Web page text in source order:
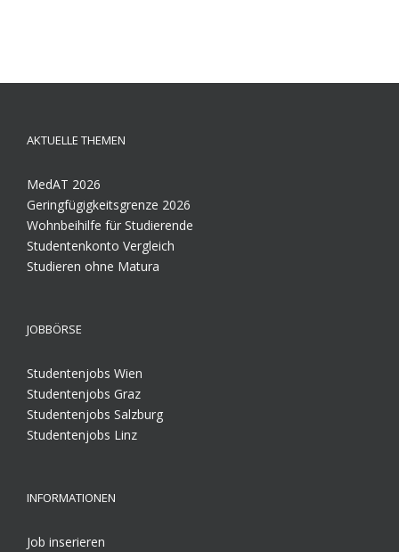
AKTUELLE THEMEN
MedAT 2026
Geringfügigkeitsgrenze 2026
Wohnbeihilfe für Studierende
Studentenkonto Vergleich
Studieren ohne Matura
JOBBÖRSE
Studentenjobs Wien
Studentenjobs Graz
Studentenjobs Salzburg
Studentenjobs Linz
INFORMATIONEN
Job inserieren